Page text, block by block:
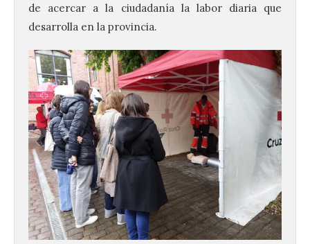
de acercar a la ciudadanía la labor diaria que
desarrolla en la provincia.